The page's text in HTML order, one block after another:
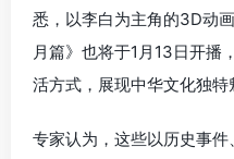
悉，以李白为主角的3D动
月篇》也将于1月13日开播
活方式，展现中华文化独特
专家认为，这些以历史事